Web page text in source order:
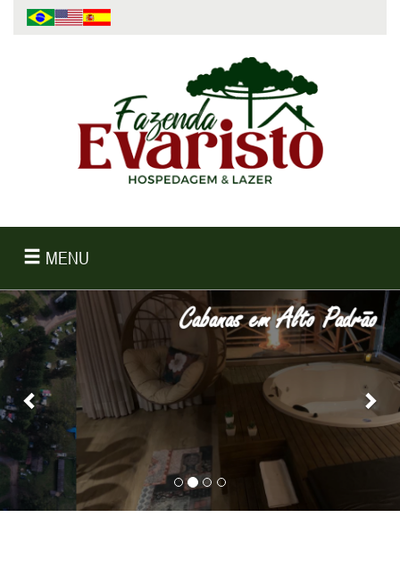
MENU
Cabanas em Alto Padrão
Anterior